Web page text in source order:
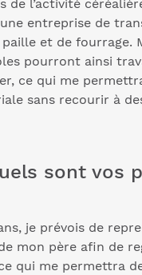
de l’activité
entreprise de
et de fourrage.
pourront ainsi
ce qui me
sans recourir à
sont vos
je prévois de
mon père afin de
qui me permettra